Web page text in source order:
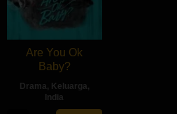
Are You Ok
Baby?
Drama, Keluarga,
India